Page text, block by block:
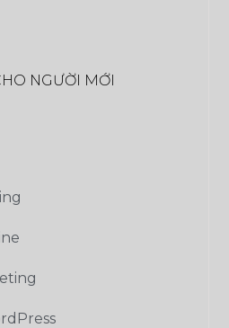
NGƯỜI MỚI